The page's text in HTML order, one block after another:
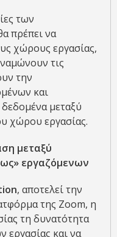
των
πρέπει να
χώρους εργασίας,
τις
την
και
μεταξύ
χώρου εργασίας.
μεταξύ
εργαζόμενων
, αποτελεί την
της Zoom, η
τη δυνατότητα
και να